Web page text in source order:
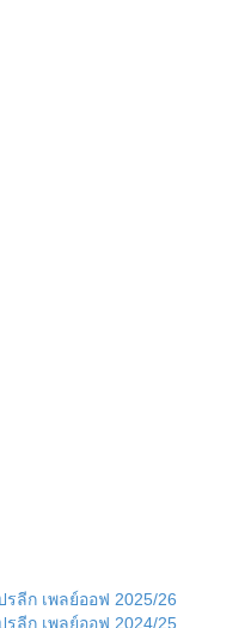
ลีก เพลย์ออฟ 2025/26
ลีก เพลย์ออฟ 2024/25